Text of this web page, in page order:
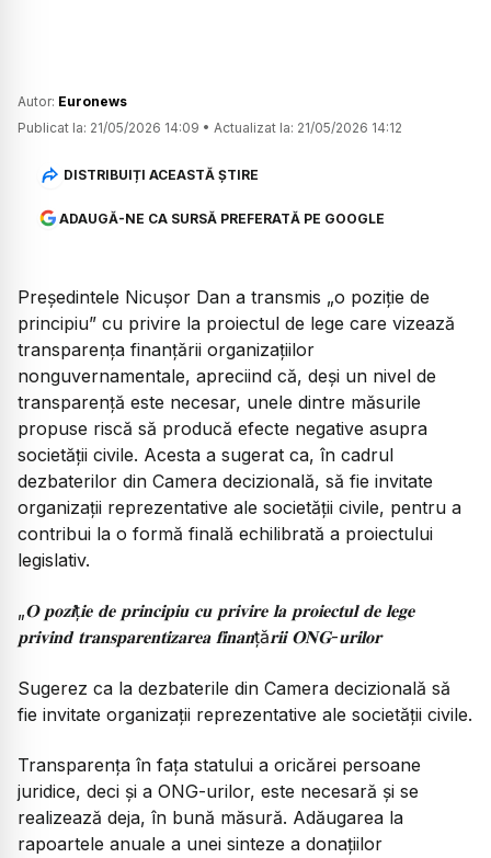
Autor: Euronews
Publicat la: 21/05/2026 14:09 • Actualizat la: 21/05/2026 14:12
DISTRIBUIȚI ACEASTĂ ȘTIRE
ADAUGĂ-NE CA SURSĂ PREFERATĂ PE GOOGLE
Președintele Nicușor Dan a transmis „o poziție de
principiu” cu privire la proiectul de lege care vizează
transparența finanțării organizațiilor
nonguvernamentale, apreciind că, deși un nivel de
transparență este necesar, unele dintre măsurile
propuse riscă să producă efecte negative asupra
societății civile. Acesta a sugerat ca, în cadrul
dezbaterilor din Camera decizională, să fie invitate
organizații reprezentative ale societății civile, pentru a
contribui la o formă finală echilibrată a proiectului
legislativ.
„𝐎 𝐩𝐨𝐳𝐢ț𝐢𝐞 𝐝𝐞 𝐩𝐫𝐢𝐧𝐜𝐢𝐩𝐢𝐮 𝐜𝐮 𝐩𝐫𝐢𝐯𝐢𝐫𝐞 𝐥𝐚 𝐩𝐫𝐨𝐢𝐞𝐜𝐭𝐮𝐥 𝐝𝐞 𝐥𝐞𝐠𝐞
𝐩𝐫𝐢𝐯𝐢𝐧𝐝 𝐭𝐫𝐚𝐧𝐬𝐩𝐚𝐫𝐞𝐧𝐭𝐢𝐳𝐚𝐫𝐞𝐚 𝐟𝐢𝐧𝐚𝐧ță𝐫𝐢𝐢 𝐎𝐍𝐆-𝐮𝐫𝐢𝐥𝐨𝐫
Sugerez ca la dezbaterile din Camera decizională să
fie invitate organizații reprezentative ale societății civile.
Transparența în fața statului a oricărei persoane
juridice, deci și a ONG-urilor, este necesară și se
realizează deja, în bună măsură. Adăugarea la
rapoartele anuale a unei sinteze a donațiilor